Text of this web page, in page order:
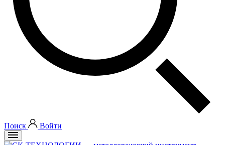
Поиск Войти